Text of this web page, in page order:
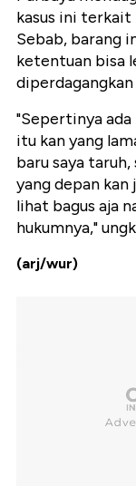
kasus ini
Sebab, barang
ketentuan bisa
"Sepertinya
itu kan yang
baru saya
yang depan kan
lihat bagus aja
hukumnya,"
(arj/wur)